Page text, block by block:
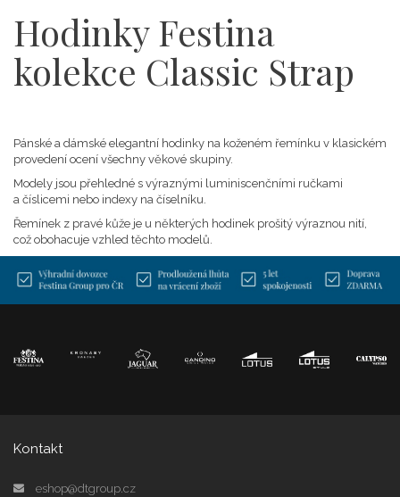
Hodinky Festina
kolekce Classic Strap
Pánské a dámské elegantní hodinky na koženém řemínku v klasickém
provedení ocení všechny věkové skupiny.
Modely jsou přehledné s výraznými luminiscenčními ručkami
a číslicemi nebo indexy na číselníku.
Řemínek z pravé kůže je u některých hodinek prošitý výraznou nití,
což obohacuje vzhled těchto modelů.
Kontakt
eshop@dtgroup.cz